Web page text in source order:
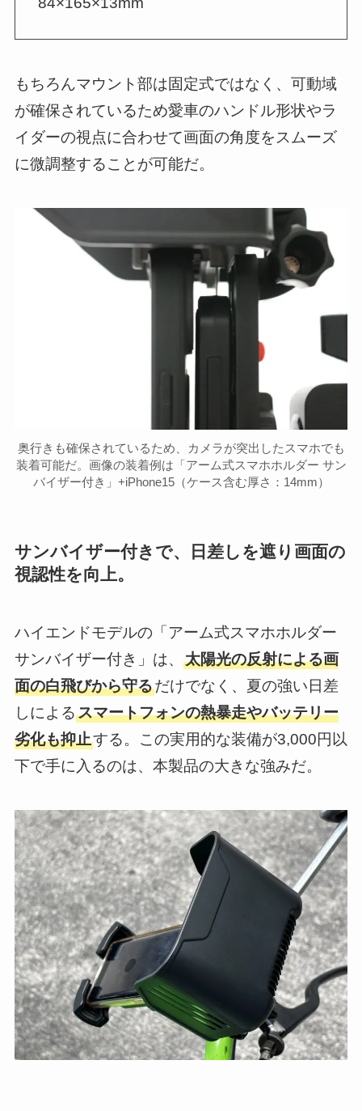
もちろんマウント部は固定式ではなく、可動域
が確保されているため愛車のハンドル形状やラ
イダーの視点に合わせて画面の角度をスムーズ
に微調整することが可能だ。
奥行きも確保されているため、カメラが突出したスマホでも
装着可能だ。画像の装着例は「アーム式スマホホルダー サン
バイザー付き」+iPhone15（ケース含む厚さ：14mm）
サンバイザー付きで、日差しを遮り画面の
視認性を向上。
ハイエンドモデルの「アーム式スマホホルダー
サンバイザー付き」は、 太陽光の反射による画
面の白飛びから守るだけでなく、夏の強い日差
しによるスマートフォンの熱暴走やバッテリー
劣化も抑止する。この実用的な装備が3,000円以
下で手に入るのは、本製品の大きな強みだ。